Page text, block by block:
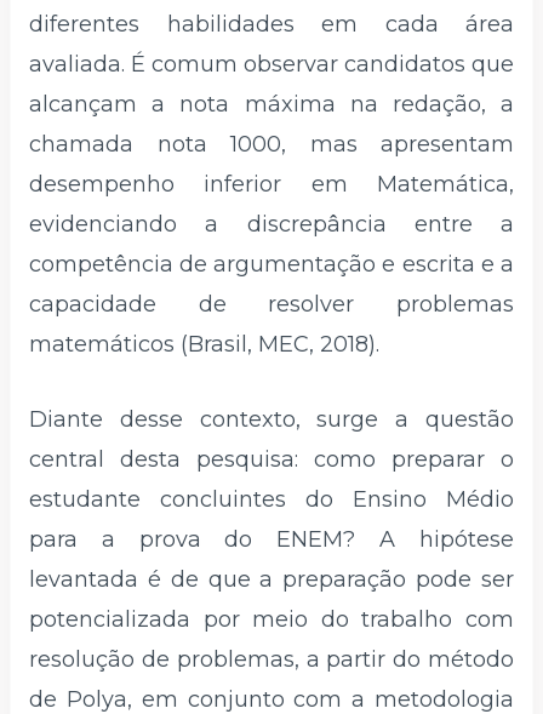
diferentes habilidades em cada área
avaliada. É comum observar candidatos que
alcançam a nota máxima na redação, a
chamada nota 1000, mas apresentam
desempenho inferior em Matemática,
evidenciando a discrepância entre a
competência de argumentação e escrita e a
capacidade de resolver problemas
matemáticos (Brasil, MEC, 2018).
Diante desse contexto, surge a questão
central desta pesquisa: como preparar o
estudante concluintes do Ensino Médio
para a prova do ENEM? A hipótese
levantada é de que a preparação pode ser
potencializada por meio do trabalho com
resolução de problemas, a partir do método
de Polya, em conjunto com a metodologia